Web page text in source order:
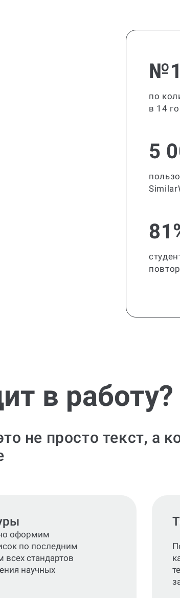
№1
по
в 14
5
в работу?
не просто текст, а
оформим
по последним
всех стандартов
научных